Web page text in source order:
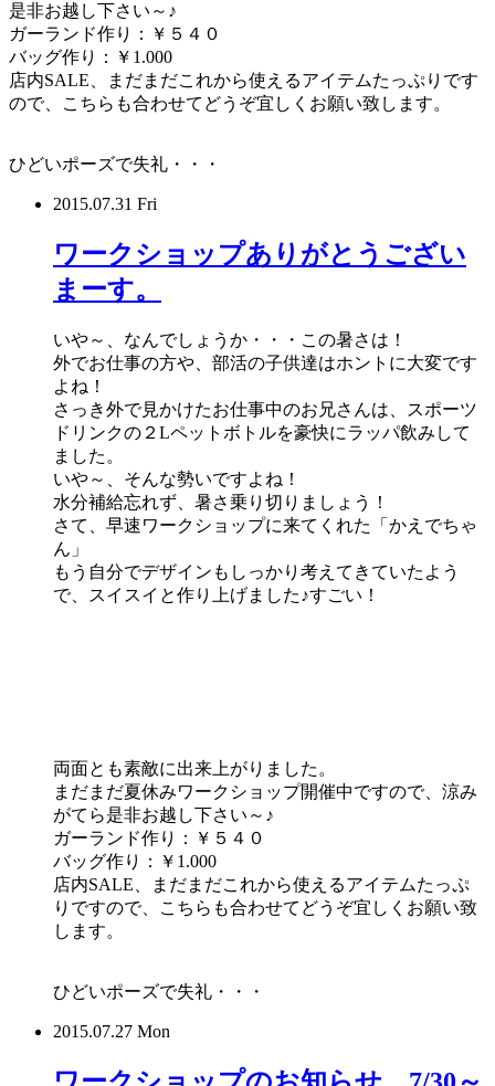
是非お越し下さい～♪
ガーランド作り：￥５４０
バッグ作り：￥1.000
店内SALE、まだまだこれから使えるアイテムたっぷりです
ので、こちらも合わせてどうぞ宜しくお願い致します。
ひどいポーズで失礼・・・
2015.07.31 Fri
ワークショップありがとうござい
まーす。
いや～、なんでしょうか・・・この暑さは！
外でお仕事の方や、部活の子供達はホントに大変です
よね！
さっき外で見かけたお仕事中のお兄さんは、スポーツ
ドリンクの２Lペットボトルを豪快にラッパ飲みして
ました。
いや～、そんな勢いですよね！
水分補給忘れず、暑さ乗り切りましょう！
さて、早速ワークショップに来てくれた「かえでちゃ
ん」
もう自分でデザインもしっかり考えてきていたよう
で、スイスイと作り上げました♪すごい！
両面とも素敵に出来上がりました。
まだまだ夏休みワークショップ開催中ですので、涼み
がてら是非お越し下さい～♪
ガーランド作り：￥５４０
バッグ作り：￥1.000
店内SALE、まだまだこれから使えるアイテムたっぷ
りですので、こちらも合わせてどうぞ宜しくお願い致
します。
ひどいポーズで失礼・・・
2015.07.27 Mon